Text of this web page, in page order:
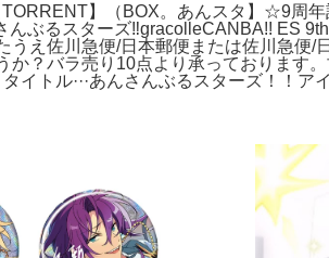
】（BOX。あんスタ】☆9周
んぶるスターズ‼︎gracolleCANBA!!
え佐川急便/日本郵便または佐川急便
か？バラ売り10点より承っております
トル···あんさんぶるスターズ！！ア